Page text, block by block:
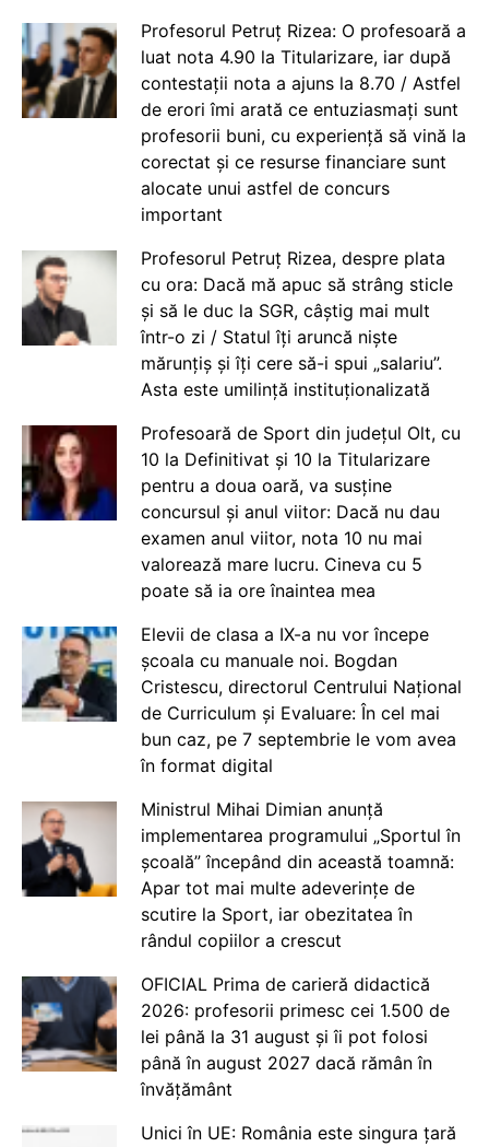
Profesorul Petruț Rizea: O profesoară a
luat nota 4.90 la Titularizare, iar după
contestații nota a ajuns la 8.70 / Astfel
de erori îmi arată ce entuziasmați sunt
profesorii buni, cu experiență să vină la
corectat și ce resurse financiare sunt
alocate unui astfel de concurs
important
Profesorul Petruț Rizea, despre plata
cu ora: Dacă mă apuc să strâng sticle
și să le duc la SGR, câștig mai mult
într-o zi / Statul îți aruncă niște
mărunțiș și îți cere să-i spui „salariu”.
Asta este umilință instituționalizată
Profesoară de Sport din județul Olt, cu
10 la Definitivat și 10 la Titularizare
pentru a doua oară, va susține
concursul și anul viitor: Dacă nu dau
examen anul viitor, nota 10 nu mai
valorează mare lucru. Cineva cu 5
poate să ia ore înaintea mea
Elevii de clasa a IX-a nu vor începe
școala cu manuale noi. Bogdan
Cristescu, directorul Centrului Național
de Curriculum și Evaluare: În cel mai
bun caz, pe 7 septembrie le vom avea
în format digital
Ministrul Mihai Dimian anunță
implementarea programului „Sportul în
școală” începând din această toamnă:
Apar tot mai multe adeverințe de
scutire la Sport, iar obezitatea în
rândul copiilor a crescut
OFICIAL Prima de carieră didactică
2026: profesorii primesc cei 1.500 de
lei până la 31 august și îi pot folosi
până în august 2027 dacă rămân în
învățământ
Unici în UE: România este singura țară